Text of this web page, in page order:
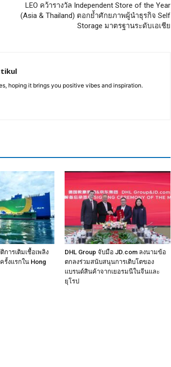
LEO คว้ารางวัล Independent Store of the Year
(Asia & Thailand) ตอกย้ำศักยภาพผู้นำธุรกิจ Self
Storage มาตรฐานระดับเอเชีย
hoping it brings you positive vibes and inspiration.
การเติมเชื้อเพลิง
รั้งแรกใน Hong
DHL Group จับมือ JD.com ลงนามข้อ
ตกลงร่วมสนับสนุนการเติบโตของ
แบรนด์สินค้าจากเยอรมนีในจีนและ
ยุโรป